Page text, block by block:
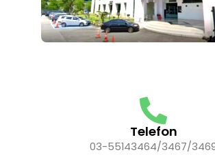
Telefon
03-55143464/3467/